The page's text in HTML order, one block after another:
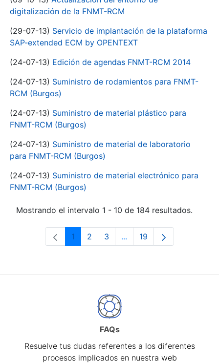
digitalización de la FNMT-RCM
(29-07-13) Servicio de implantación de la plataforma
SAP-extended ECM by OPENTEXT
(24-07-13) Edición de agendas FNMT-RCM 2014
(24-07-13) Suministro de rodamientos para FNMT-
RCM (Burgos)
(24-07-13) Suministro de material plástico para
FNMT-RCM (Burgos)
(24-07-13) Suministro de material de laboratorio
para FNMT-RCM (Burgos)
(24-07-13) Suministro de material electrónico para
FNMT-RCM (Burgos)
Mostrando el intervalo 1 - 10 de 184 resultados.
Página
1 Página
2 Página
3 ...Páginas intermedias Use
Página
19
FAQs
Resuelve tus dudas referentes a los diferentes
procesos implicados en nuestra web